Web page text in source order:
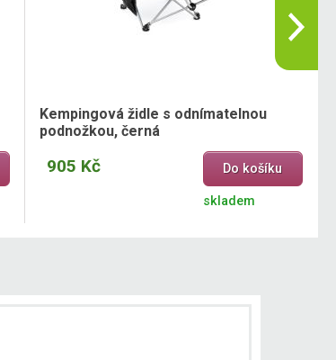
Kempingová židle s odnímatelnou
podnožkou, černá
905 Kč Do košíku
skladem